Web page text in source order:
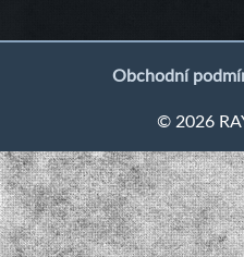
Obchodní
© 2026